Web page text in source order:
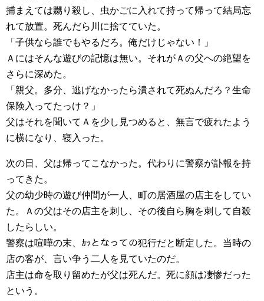
捕まえては嬲り殺し、虫かごに入れて持って帰って結局忘
れて放置。死んだら川に捨てていた。
「子供なら誰でもやるだろ。俺だけじゃない！」
Ａにはそんな遊びの記憶は無い。それがＡの父への絶望を
さらに深めた。
「親父。多分、逃げなかったら潰されて死ぬんだろ？生命
保険入ってたっけ？」
父はそれを聞いてＡを少し見つめると、無言で疲れたよう
に横になり、寝入った。
次の日、父は帰ってこなかった。代わりに警察が訃報を持
ってきた。
父の幼少時の遊び仲間が一人、町の居酒屋の店主をしてい
た。Ａの父はその店主を刺し、その後自ら胸を刺して自殺
したらしい。
警察は喧嘩の末、ｶｯとなっての犯行だと断定した。当時の
店の客が、言い争う二人を見ていたのだ。
店主は命を取り留めたが父は死んだ。死に顔は凄惨だった
という。